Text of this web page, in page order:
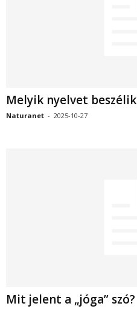
Melyik nyelvet
Naturanet - 2025-10-27
Mit jelent a „jóga” szó?